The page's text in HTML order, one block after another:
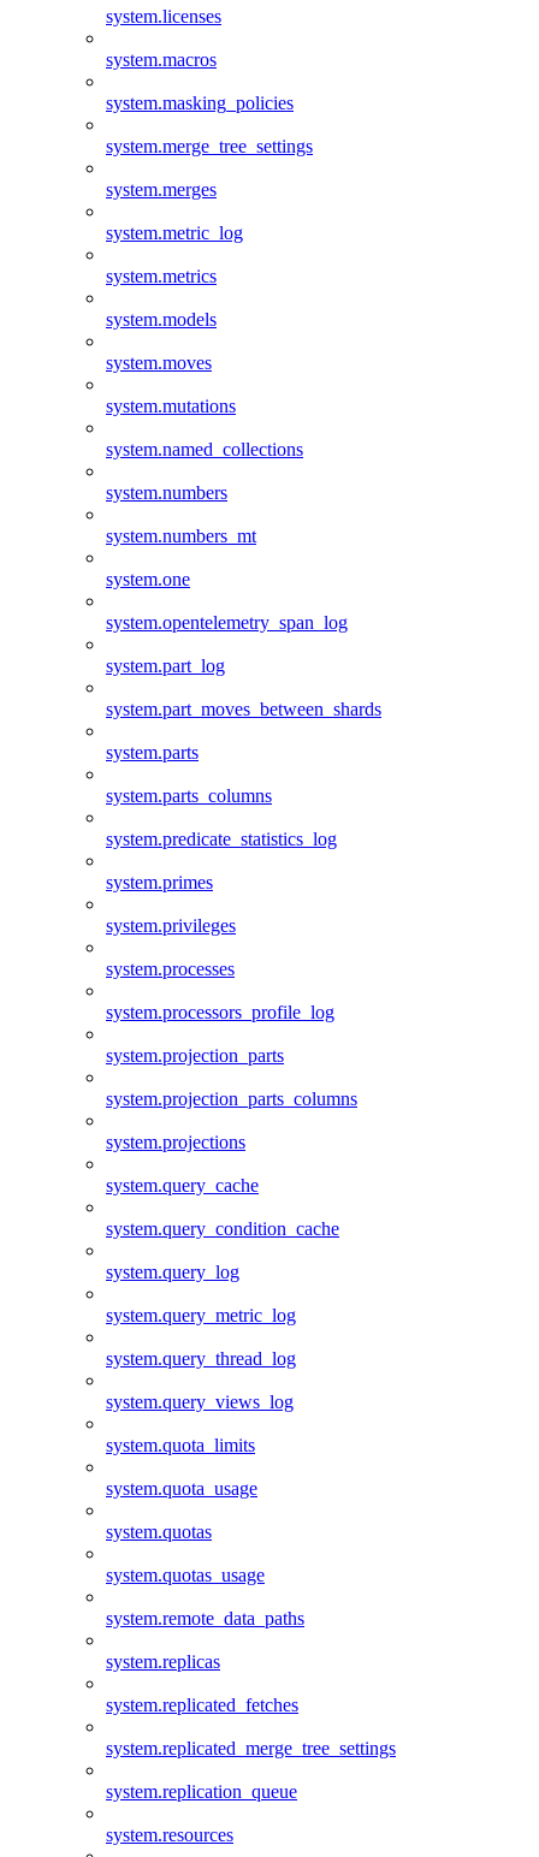
system.licenses
system.macros
system.masking_policies
system.merge_tree_settings
system.merges
system.metric_log
system.metrics
system.models
system.moves
system.mutations
system.named_collections
system.numbers
system.numbers_mt
system.one
system.opentelemetry_span_log
system.part_log
system.part_moves_between_shards
system.parts
system.parts_columns
system.predicate_statistics_log
system.primes
system.privileges
system.processes
system.processors_profile_log
system.projection_parts
system.projection_parts_columns
system.projections
system.query_cache
system.query_condition_cache
system.query_log
system.query_metric_log
system.query_thread_log
system.query_views_log
system.quota_limits
system.quota_usage
system.quotas
system.quotas_usage
system.remote_data_paths
system.replicas
system.replicated_fetches
system.replicated_merge_tree_settings
system.replication_queue
system.resources